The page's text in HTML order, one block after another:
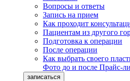
Вопросы и ответы
Запись на прием
Как проходит
Пациентам из другого
Подготовка к операции
После операции
Как выбрать своего
Фото до и после Прайс-
записаться